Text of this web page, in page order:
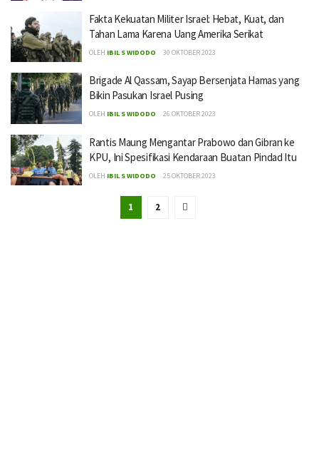
Fakta Kekuatan Militer Israel: Hebat, Kuat, dan
Tahan Lama Karena Uang Amerika Serikat
OLEH IBIL S WIDODO 30 OKTOBER 2023
Brigade Al Qassam, Sayap Bersenjata Hamas yang
Bikin Pasukan Israel Pusing
OLEH IBIL S WIDODO 26 OKTOBER 2023
Rantis Maung Mengantar Prabowo dan Gibran ke
KPU, Ini Spesifikasi Kendaraan Buatan Pindad Itu
OLEH IBIL S WIDODO 25 OKTOBER 2023
1 2